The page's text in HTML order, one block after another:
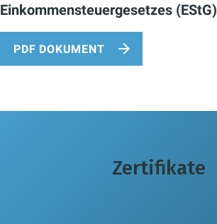
Einkommensteuergesetzes (EStG)
PDF DOKUMENT
Zertifikate